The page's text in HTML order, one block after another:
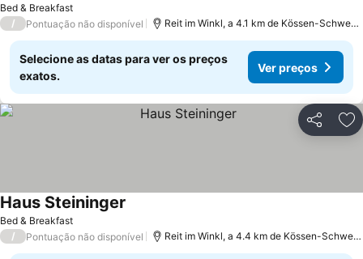
Bed & Breakfast
/ Pontuação não disponível Reit im Winkl, a 4.1 km de Kössen-
Selecione as datas para ver os preços
exatos.
Ver preços
Partilhar
Bed & Breakfast
Haus Steininger
/ Pontuação não disponível Reit im Winkl, a 4.4 km de Kössen-